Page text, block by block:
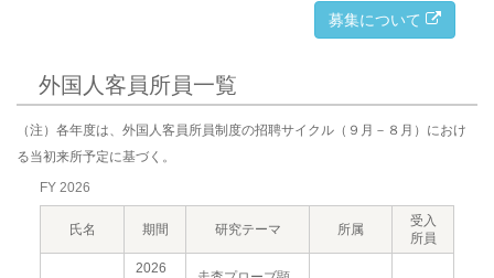
募集について
外国人客員所員一覧
（注）各年度は、外国人客員所員制度の招聘サイクル（９月－８月）におけ
る当初来所予定に基づく。
FY 2026
氏名 期間 研究テーマ 所属
受入
所員
2026